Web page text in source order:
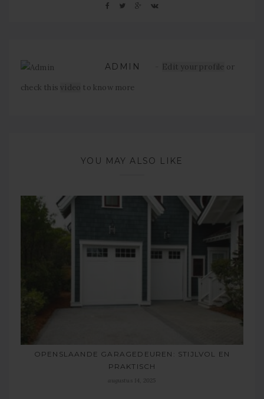
ADMIN Edit your profile or
check this video to know more
YOU MAY ALSO LIKE
OPENSLAANDE GARAGEDEUREN: STIJLVOL EN
PRAKTISCH
augustus 14, 2025